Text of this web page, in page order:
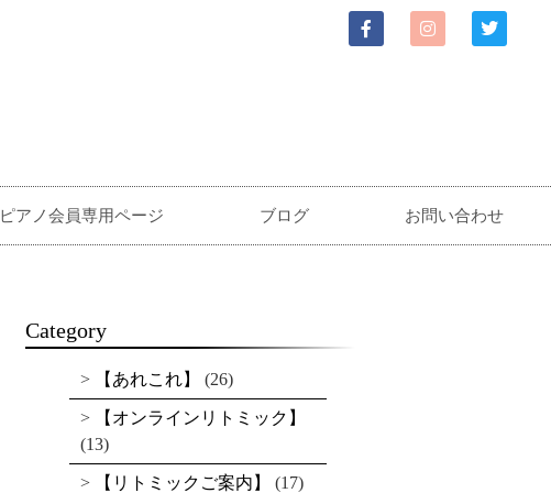
ピアノ会員専用ページ ブログ お問い合わせ
Category
【あれこれ】 (26)
【オンラインリトミック】
(13)
【リトミックご案内】 (17)